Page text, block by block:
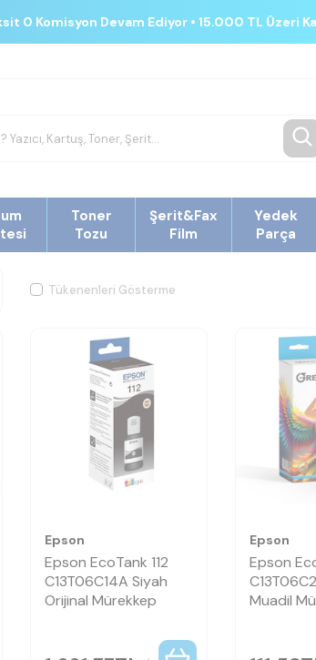
0 Komisyon Devam Ediyor • 15.000 TL Üzeri
Toner
Tozu
Şerit&Fax
Film
Yedek
Parça
Tükenenleri Gösterme
Epson
Epson EcoTank 112
C13T06C14A Siyah
Orijinal Mürekkep
Epson
Epson
Muadil